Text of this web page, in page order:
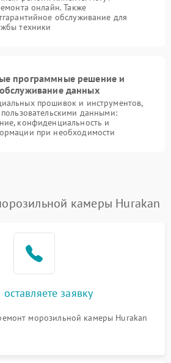
онлайн. Также
обслуживание для
техники
программные решение и
данных
прошивок и инструментов,
данными:
конфиденциальность и
при необходимости
камеры Hurakan
заявку
морозильной камеры Hurakan